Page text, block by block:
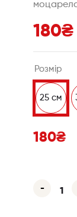
180₴
Розмір
25 см
180₴
-